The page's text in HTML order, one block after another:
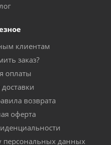
клиентам
заказ?
оплаты
возврата
оферта
персональных данных